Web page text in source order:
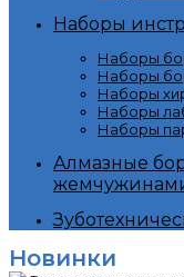
Наборы
Наборы
Наборы
Наборы
Наборы
Наборы
Алмазные
Новинки